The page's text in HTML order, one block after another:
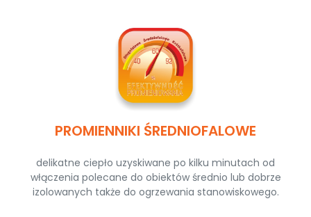
PROMIENNIKI ŚREDNIOFALOWE
delikatne ciepło uzyskiwane po kilku minutach od
włączenia polecane do obiektów średnio lub dobrze
izolowanych także do ogrzewania stanowiskowego.